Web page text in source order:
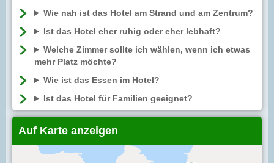
Wie nah ist das Hotel am Strand und am Zentrum?
Ist das Hotel eher ruhig oder eher lebhaft?
Welche Zimmer sollte ich wählen, wenn ich etwas
mehr Platz möchte?
Wie ist das Essen im Hotel?
Ist das Hotel für Familien geeignet?
Auf Karte anzeigen